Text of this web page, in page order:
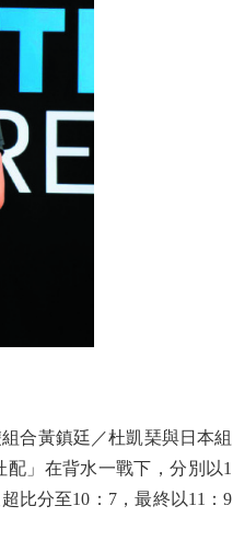
合黃鎮廷／杜凱琹與日本組
」在背水一戰下，分別以1
比分至10：7，最終以11：9